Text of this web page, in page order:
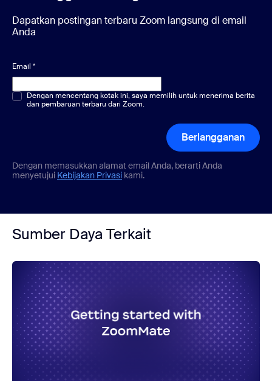
Dapatkan postingan terbaru Zoom langsung di email
Anda
Email *
Pilihan ganda atau tunggal*
Dengan mencentang kotak ini, saya memilih untuk menerima berita
dan pembaruan terbaru dari Zoom.
Berlangganan
Dengan memasukkan alamat email Anda, berarti Anda
menyetujui Kebijakan Privasi kami.
Sumber Daya Terkait